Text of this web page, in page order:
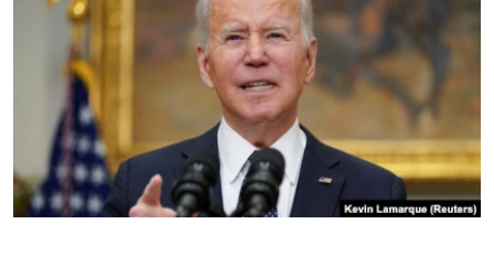
СИБИРЬ.РЕАЛИИ
РАСПИСАНИЕ ВЕЩАНИЯ
ПОДПИШИТЕСЬ НА РАССЫЛКУ
СОЦИАЛЬНЫЕ СЕТИ